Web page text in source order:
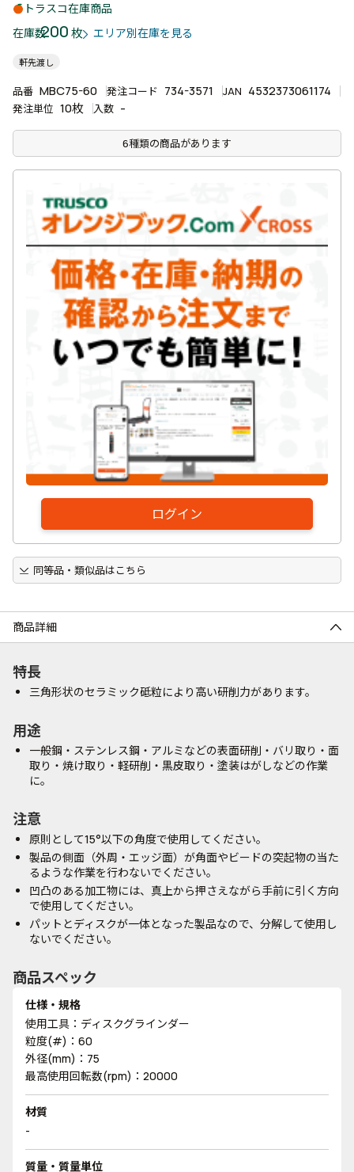
トラスコ在庫商品
在庫数200枚 エリア別在庫を見る
軒先渡し
品番 MBC75-60 発注コード 734-3571 JAN 4532373061174
発注単位 10枚 入数 -
6種類の商品があります
ログイン
同等品・類似品はこちら
商品詳細
特長
三角形状のセラミック砥粒により高い研削力があります。
用途
一般鋼・ステンレス鋼・アルミなどの表面研削・バリ取り・面
取り・焼け取り・軽研削・黒皮取り・塗装はがしなどの作業
に。
注意
原則として15°以下の角度で使用してください。
製品の側面（外周・エッジ面）が角面やビードの突起物の当た
るような作業を行わないでください。
凹凸のある加工物には、真上から押さえながら手前に引く方向
で使用してください。
パットとディスクが一体となった製品なので、分解して使用し
ないでください。
商品スペック
仕様・規格
使用工具：ディスクグラインダー
粒度(#)：60
外径(mm)：75
最高使用回転数(rpm)：20000
材質
-
質量・質量単位